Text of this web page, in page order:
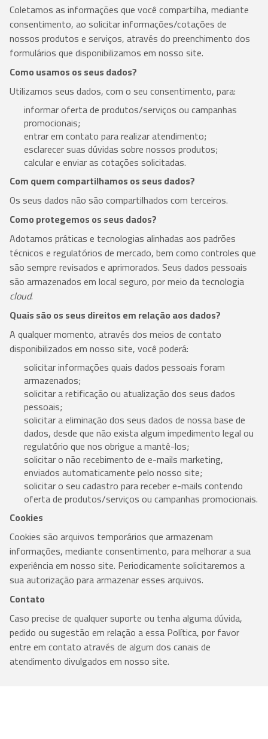
Coletamos as informações que você compartilha, mediante
consentimento, ao solicitar informações/cotações de
nossos produtos e serviços, através do preenchimento dos
formulários que disponibilizamos em nosso site.
Como usamos os seus dados?
Utilizamos seus dados, com o seu consentimento, para:
informar oferta de produtos/serviços ou campanhas
promocionais;
entrar em contato para realizar atendimento;
esclarecer suas dúvidas sobre nossos produtos;
calcular e enviar as cotações solicitadas.
Com quem compartilhamos os seus dados?
Os seus dados não são compartilhados com terceiros.
Como protegemos os seus dados?
Adotamos práticas e tecnologias alinhadas aos padrões
técnicos e regulatórios de mercado, bem como controles que
são sempre revisados e aprimorados. Seus dados pessoais
são armazenados em local seguro, por meio da tecnologia
cloud.
Quais são os seus direitos em relação aos dados?
A qualquer momento, através dos meios de contato
disponibilizados em nosso site, você poderá:
solicitar informações quais dados pessoais foram
armazenados;
solicitar a retificação ou atualização dos seus dados
pessoais;
solicitar a eliminação dos seus dados de nossa base de
dados, desde que não exista algum impedimento legal ou
regulatório que nos obrigue a mantê-los;
solicitar o não recebimento de e-mails marketing,
enviados automaticamente pelo nosso site;
solicitar o seu cadastro para receber e-mails contendo
oferta de produtos/serviços ou campanhas promocionais.
Cookies
Cookies são arquivos temporários que armazenam
informações, mediante consentimento, para melhorar a sua
experiência em nosso site. Periodicamente solicitaremos a
sua autorização para armazenar esses arquivos.
Contato
Caso precise de qualquer suporte ou tenha alguma dúvida,
pedido ou sugestão em relação a essa Política, por favor
entre em contato através de algum dos canais de
atendimento divulgados em nosso site.